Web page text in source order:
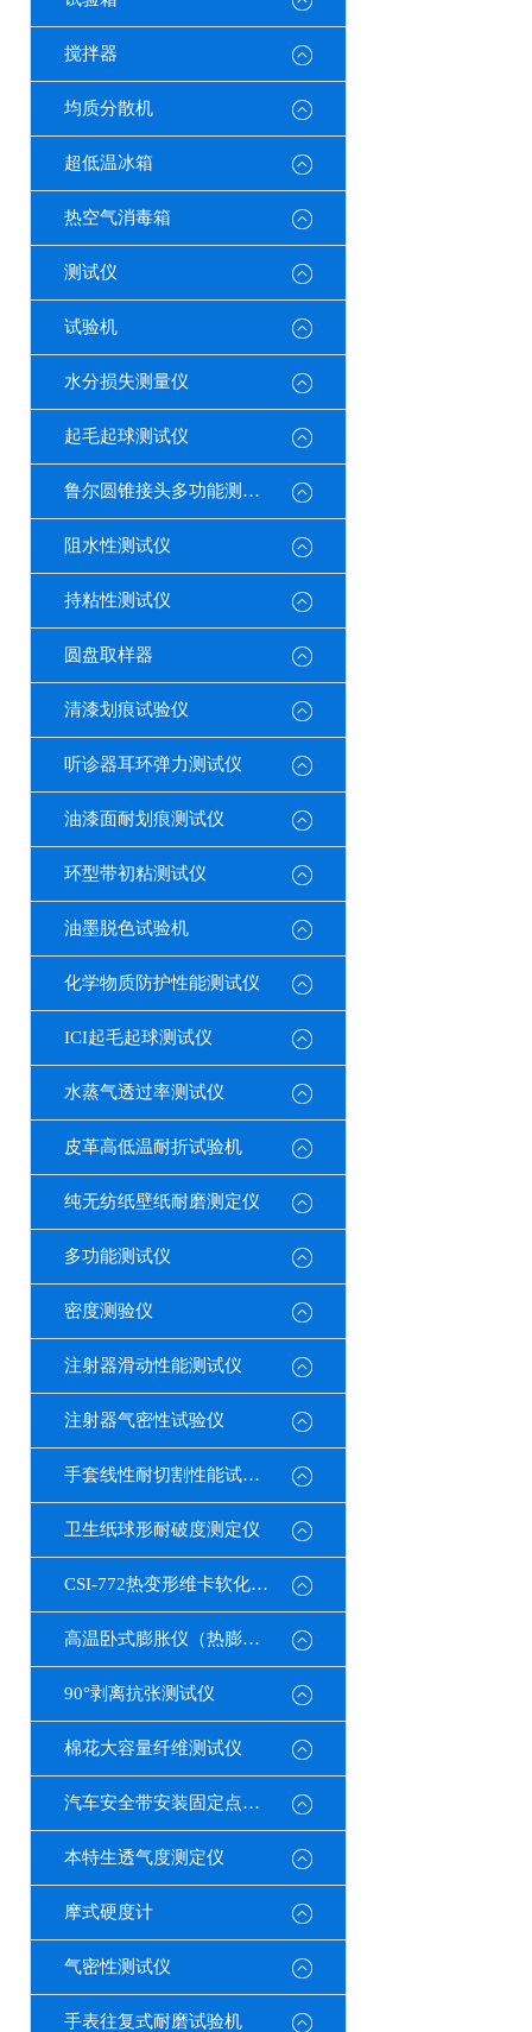
搅拌器
均质分散机
超低温冰箱
热空气消毒箱
测试仪
试验机
水分损失测量仪
起毛起球测试仪
鲁尔圆锥接头多功能测试仪
阻水性测试仪
持粘性测试仪
圆盘取样器
清漆划痕试验仪
听诊器耳环弹力测试仪
油漆面耐划痕测试仪
环型带初粘测试仪
油墨脱色试验机
化学物质防护性能测试仪
ICI起毛起球测试仪
水蒸气透过率测试仪
皮革高低温耐折试验机
纯无纺纸壁纸耐磨测定仪
多功能测试仪
密度测验仪
注射器滑动性能测试仪
注射器气密性试验仪
手套线性耐切割性能试验仪
卫生纸球形耐破度测定仪
CSI-772热变形维卡软化点温度测定仪
高温卧式膨胀仪（热膨胀系数测定仪）
90°剥离抗张测试仪
棉花大容量纤维测试仪
汽车安全带安装固定点测试仪
本特生透气度测定仪
摩式硬度计
气密性测试仪
手表往复式耐磨试验机